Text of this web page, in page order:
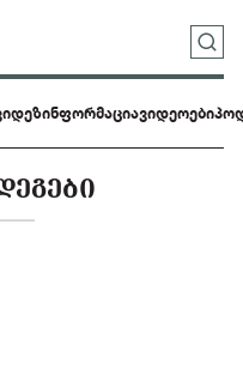
დეზინფორმაციავიდეოები